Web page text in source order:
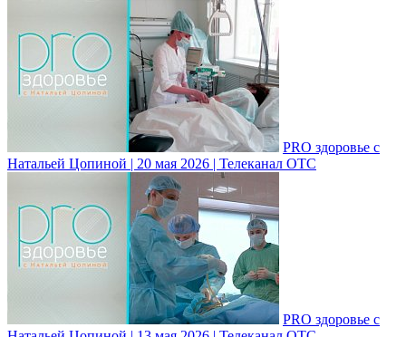
PRO здоровье с
Натальей Цопиной | 20 мая 2026 | Телеканал ОТС
PRO здоровье с